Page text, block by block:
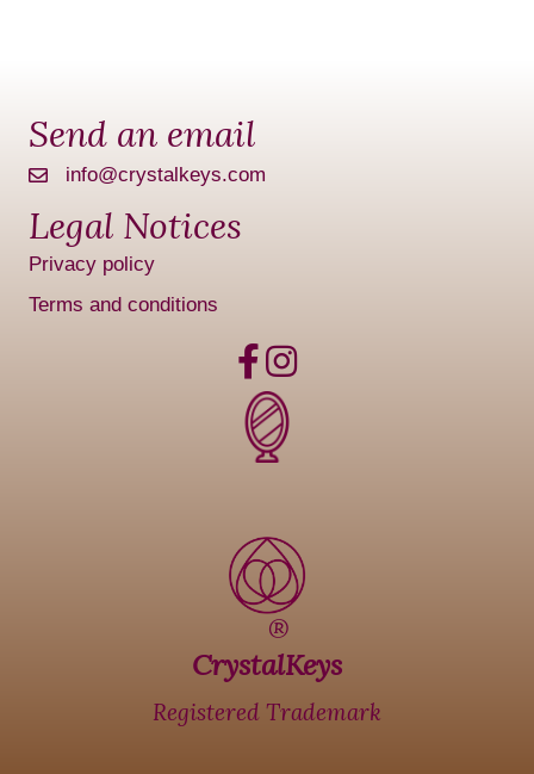
Send an email
info@crystalkeys.com
Legal Notices
Privacy policy
Terms and conditions
®
CrystalKeys
Registered Trademark